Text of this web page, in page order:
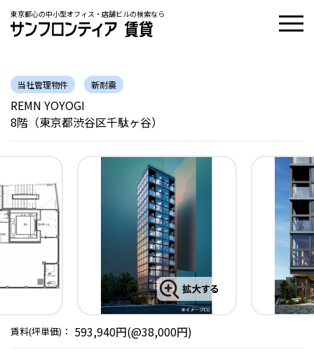
東京都心の中小型オフィス・店舗ビルの検索なら
当社管理物件 新耐震
REMN YOYOGI
8階（東京都渋谷区千駄ヶ谷）
賃料(坪単価)： 593,940円(@38,000円)